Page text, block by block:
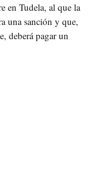
en Tudela, al que la
una sanción y que,
deberá pagar un